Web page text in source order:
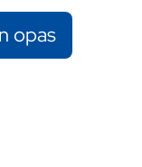
opas